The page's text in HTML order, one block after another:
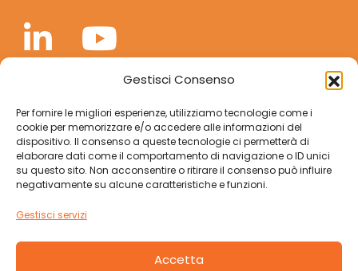
Gestisci Consenso
Per fornire le migliori esperienze, utilizziamo tecnologie come i
cookie per memorizzare e/o accedere alle informazioni del
dispositivo. Il consenso a queste tecnologie ci permetterà di
elaborare dati come il comportamento di navigazione o ID unici
su questo sito. Non acconsentire o ritirare il consenso può influire
negativamente su alcune caratteristiche e funzioni.
Gestisci servizi
Accetta